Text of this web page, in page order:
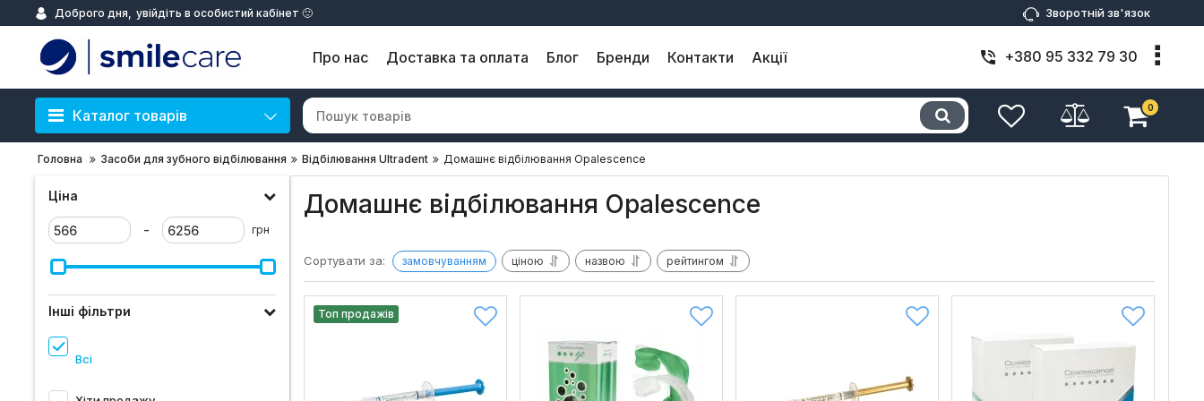
Доброго дня, увійдіть в особистий кабінет 🙂 Зворотній зв'язок
Про нас Доставка та оплата Блог Бренди Контакти Акції +380 95 332 79 30
Каталог товарів 0
Головна Засоби для зубного відбілювання Відбілювання Ultradent Домашнє відбілювання Opalescence
Ціна
- грн
Інші фільтри
Всі
Домашнє відбілювання Opalescence
Сортувати за: замовчуванням ціною назвою рейтингом
Топ продажів